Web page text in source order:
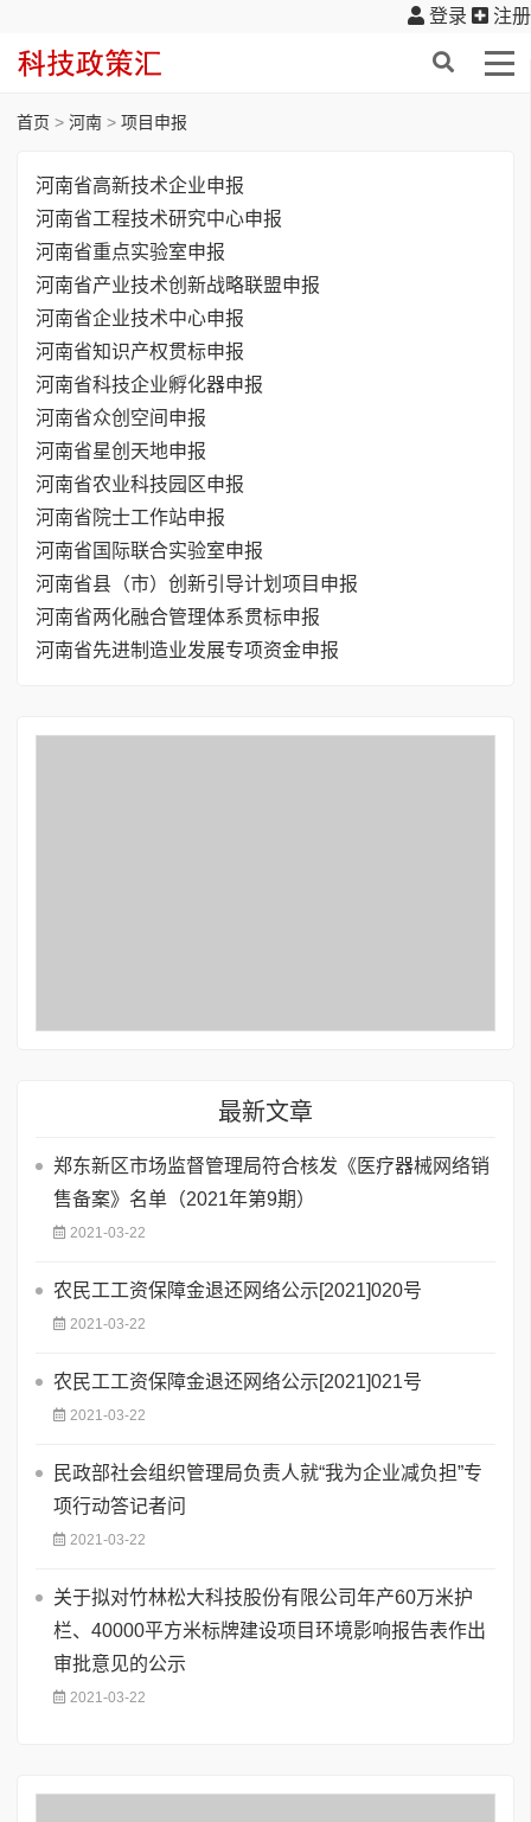
登录 注册
首页 > 河南 > 项目申报
河南省高新技术企业申报
河南省工程技术研究中心申报
河南省重点实验室申报
河南省产业技术创新战略联盟申报
河南省企业技术中心申报
河南省知识产权贯标申报
河南省科技企业孵化器申报
河南省众创空间申报
河南省星创天地申报
河南省农业科技园区申报
河南省院士工作站申报
河南省国际联合实验室申报
河南省县（市）创新引导计划项目申报
河南省两化融合管理体系贯标申报
河南省先进制造业发展专项资金申报
最新文章
郑东新区市场监督管理局符合核发《医疗器械网络销
售备案》名单（2021年第9期）
2021-03-22
农民工工资保障金退还网络公示[2021]020号
2021-03-22
农民工工资保障金退还网络公示[2021]021号
2021-03-22
民政部社会组织管理局负责人就“我为企业减负担”专
项行动答记者问
2021-03-22
关于拟对竹林松大科技股份有限公司年产60万米护
栏、40000平方米标牌建设项目环境影响报告表作出
审批意见的公示
2021-03-22